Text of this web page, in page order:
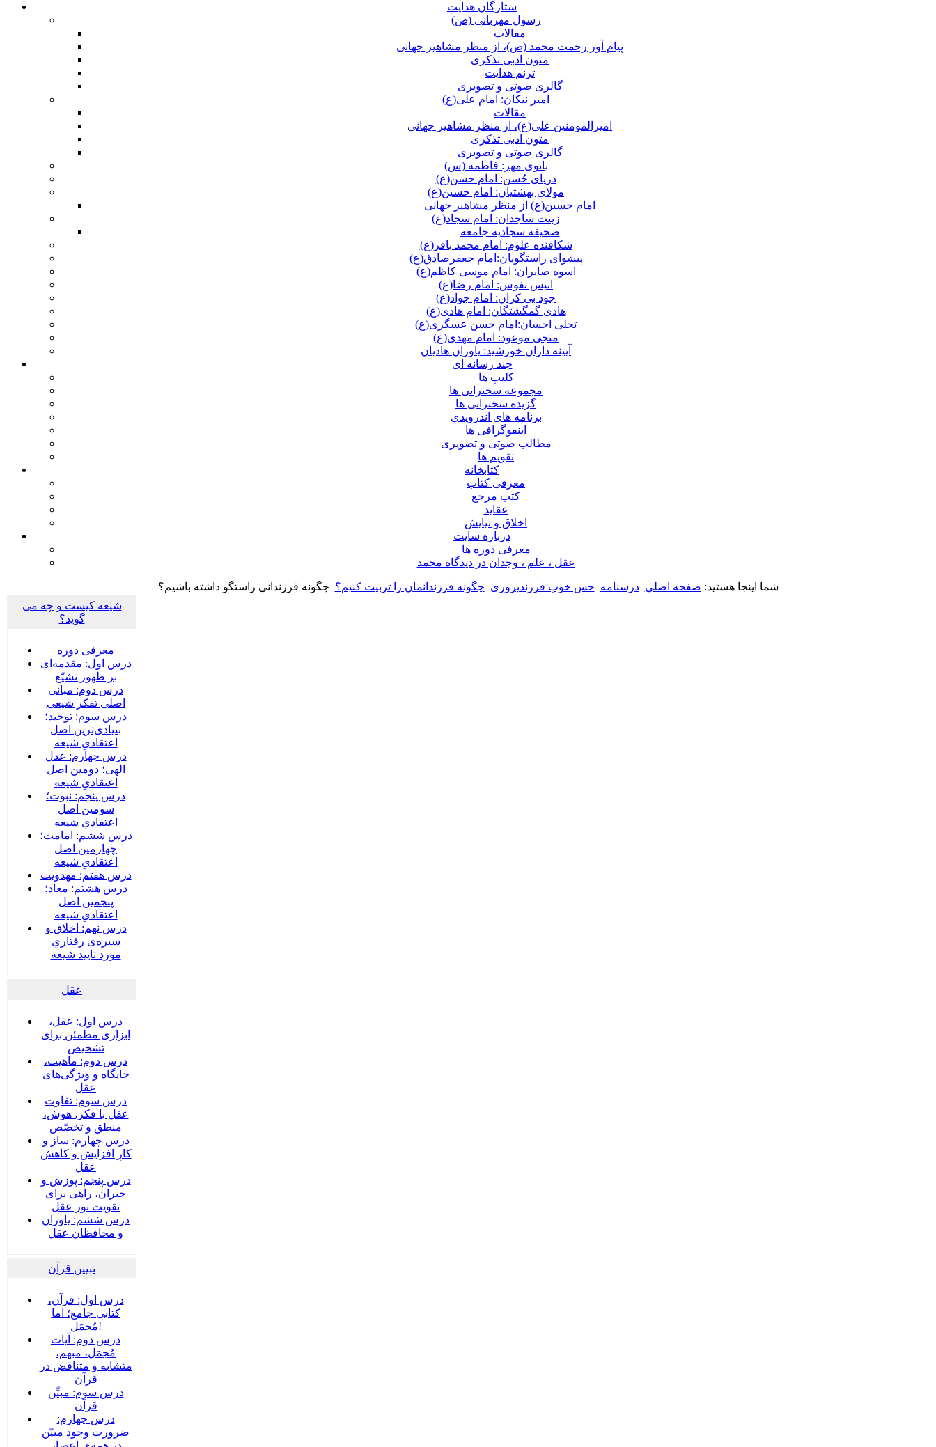
ستارگان هدایت
رسول مهربانی (ص)
مقالات
پیام آور رحمت محمد (ص)، از منظر مشاهیر جهانی
متون ادبی تذکری
ترنم هدایت
گالری صوتی و تصویری
امیر نیکان: امام علی(ع)
مقالات
امیرالمومنین علی(ع)، از منظر مشاهیر جهانی
متون ادبی تذکری
گالری صوتی و تصویری
بانوی مهر: فاطمه (س)
دریای حُسن: امام حسن(ع)
مولای بهشتیان: امام حسین(ع)
امام حسین(ع) از منظر مشاهیر جهانی
زینت ساجدان: امام سجاد(ع)
صحیفه سجادیه جامعه
شکافنده علوم: امام محمد باقر(ع)
پیشوای راستگویان:امام جعفرصادق(ع)
اسوه صابران: امام موسی کاظم(ع)
انیس نفوس: امام رضا(ع)
جود بی کران: امام جواد(ع)
هادی گمگشتگان: امام هادی(ع)
تجلی احسان:امام حسن عسگری(ع)
منجی موعود: امام مهدی(ع)
آیینه داران خورشید: یاوران هادیان
چند رسانه ای
کلیپ ها
مجموعه سخنرانی ها
گزیده سخنرانی ها
برنامه های اندرویدی
اینفوگرافی ها
مطالب صوتی و تصویری
تقویم ها
كتابخانه
معرفی کتاب
کتب مرجع
عقاید
اخلاق و نیایش
درباره سايت
معرفی دوره ها
عقل ، علم ، وجدان در ديدگاه محمد
شما اینجا هستید: صفحه اصلي درسنامه حس خوب فرزندپروری چگونه فرزندانمان را تربیت کنیم؟ چگونه فرزندانی راستگو داشته باشیم؟
شیعه کیست و چه می
گوید؟
معرفی دوره
درس اول: مقدمه‌ای
بر ظهور تشیّع
درس دوم: مبانی
اصلی تفکر شیعی
درس سوم: توحید؛
بنیادی‌‌ترین اصل
اعتقادیِ شیعه
درس چهارم: عدل
الهی؛ دومین اصل
اعتقادیِ شیعه
درس پنجم: نبوت؛
سومین اصل
اعتقادیِ شیعه
درس ششم: امامت؛
چهارمین اصل
اعتقادیِ شیعه
درس هفتم: مهدویت
درس هشتم: معاد؛
پنجمین اصل
اعتقادیِ شیعه
درس نهم: اخلاق و
سیره‌ی رفتاریِ
مورد تایید شیعه
عقل
درس اول: عقل،
ابزاری مطمئن برای
تشخیص
درس دوم: ماهیت،
جایگاه و ویژگی‌های
عقل
درس سوم: تفاوت
عقل با فکر، هوش،
منطق و تخصّص
درس چهارم: ساز و
کارِ افزایش و کاهش
عقل
درس پنجم: پوزش و
جبران، راهی برای
تقویت نور عقل
درس ششم: یاوران
و محافظان عقل
تبیین قرآن
درس اول: قرآن،
کتابی جامع؛ اما
مُجمَل!
درس دوم: آیات
مُجمَل، مبهم،
متشابه و متناقض در
قرآن
درس سوم: مبیِّن
قرآن
درس چهارم:
ضرورت وجود مبیّن